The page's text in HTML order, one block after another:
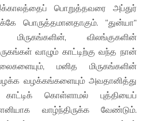
பொறுத்தவரை அப்துர்
பொருத்தமானதாகும். “துன்யா”
விலங்குகளின்
வாழும் காட்டிற்கு வந்த நான்
மனித மிருகங்களின்
வழக்கங்களையும் அவதானித்து
கொள்ளாமல் புத்தியைப்
வாழ்ந்திருக்க வேண்டும்.